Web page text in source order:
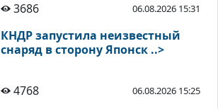
3686 06.08.2026 15:31
КНДР запустила неизвестный
снаряд в сторону Японск ..>
4768 06.08.2026 15:25